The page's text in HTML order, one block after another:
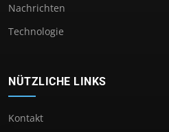
Nachrichten
Technologie
NÜTZLICHE LINKS
Kontakt